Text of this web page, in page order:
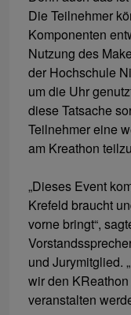
Die Teilnehmer
Komponenten
Nutzung des
der Hochschule
um die Uhr
diese Tatsache
Teilnehmer eine
am Kreathon
„Dieses Event
Krefeld braucht
vorne bringt“,
und Jurymitglied.
wir den
veranstalten